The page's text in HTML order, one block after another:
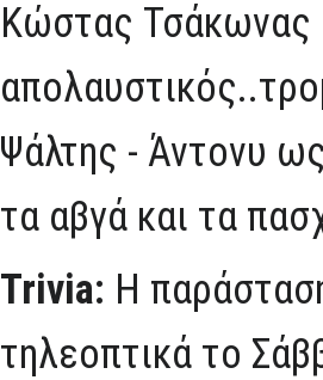
Κώστας
Ψάλτης - Άντονυ
τα αβγά και τα
Trivia: Η
τηλεοπτικά το